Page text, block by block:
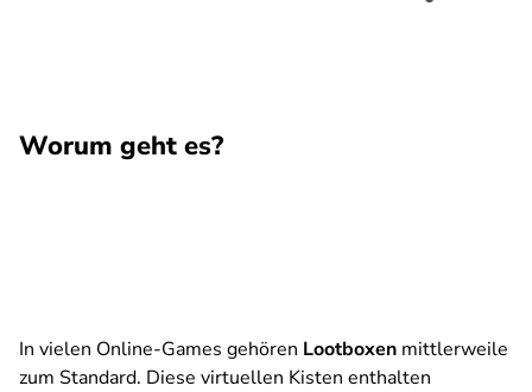
Worum geht es?
In vielen Online-Games gehören Lootboxen mittlerweile
zum Standard. Diese virtuellen Kisten enthalten